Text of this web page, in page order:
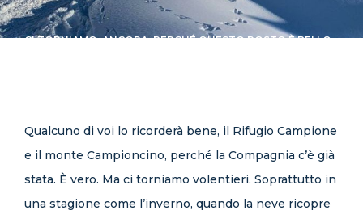
CONTATTI
CI TORNIAMO. ANCORA. PERCHÉ QUESTO POSTO È BELLO.
Qualcuno di voi lo ricorderà bene, il Rifugio Campione
e il monte Campioncino, perché la Compagnia c’è già
stata. È vero. Ma ci torniamo volentieri. Soprattutto in
una stagione come l’inverno, quando la neve ricopre